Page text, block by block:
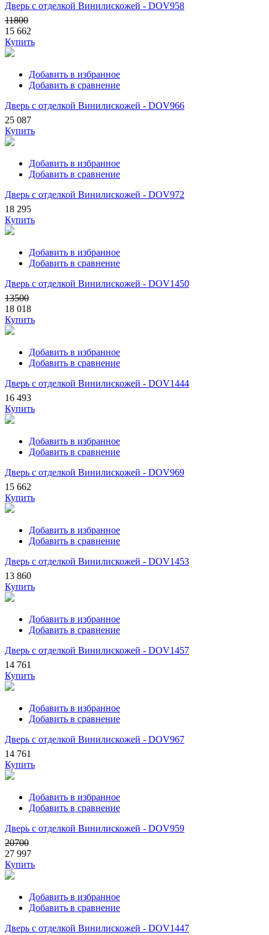
Дверь с отделкой Винилискожей - DOV958
11800
15 662
Купить
Добавить в избранное
Добавить в сравнение
Дверь с отделкой Винилискожей - DOV966
25 087
Купить
Добавить в избранное
Добавить в сравнение
Дверь с отделкой Винилискожей - DOV972
18 295
Купить
Добавить в избранное
Добавить в сравнение
Дверь с отделкой Винилискожей - DOV1450
13500
18 018
Купить
Добавить в избранное
Добавить в сравнение
Дверь с отделкой Винилискожей - DOV1444
16 493
Купить
Добавить в избранное
Добавить в сравнение
Дверь с отделкой Винилискожей - DOV969
15 662
Купить
Добавить в избранное
Добавить в сравнение
Дверь с отделкой Винилискожей - DOV1453
13 860
Купить
Добавить в избранное
Добавить в сравнение
Дверь с отделкой Винилискожей - DOV1457
14 761
Купить
Добавить в избранное
Добавить в сравнение
Дверь с отделкой Винилискожей - DOV967
14 761
Купить
Добавить в избранное
Добавить в сравнение
Дверь с отделкой Винилискожей - DOV959
20700
27 997
Купить
Добавить в избранное
Добавить в сравнение
Дверь с отделкой Винилискожей - DOV1447